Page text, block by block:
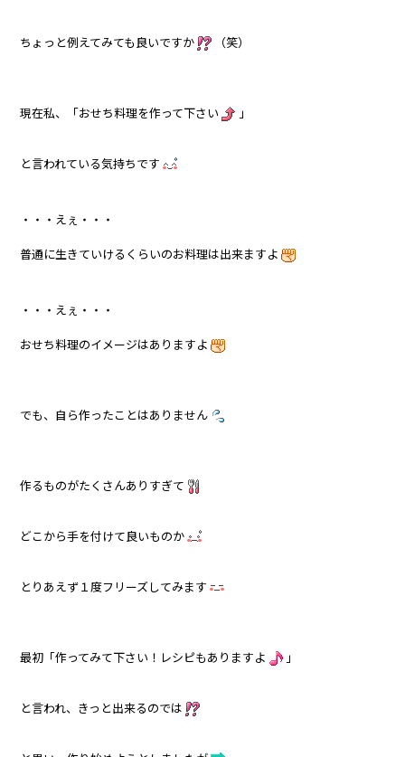
ちょっと例えてみても良いですか （笑）
現在私、「おせち料理を作って下さい 」
と言われている気持ちです
・・・えぇ・・・
普通に生きていけるくらいのお料理は出来ますよ
・・・えぇ・・・
おせち料理のイメージはありますよ
でも、自ら作ったことはありません
作るものがたくさんありすぎて
どこから手を付けて良いものか
とりあえず１度フリーズしてみます
最初「作ってみて下さい！レシピもありますよ 」
と言われ、きっと出来るのでは